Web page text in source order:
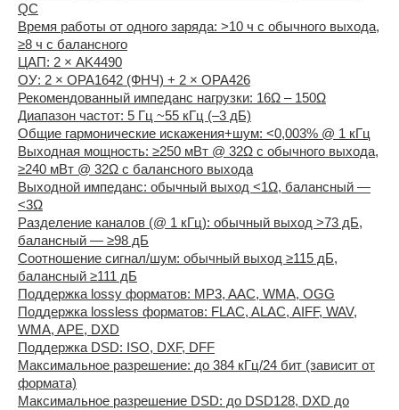
QC
Время работы от одного заряда: >10 ч с обычного выхода,
≥8 ч с балансного
ЦАП: 2 × AK4490
ОУ: 2 × OPA1642 (ФНЧ) + 2 × OPA426
Рекомендованный импеданс нагрузки: 16Ω – 150Ω
Диапазон частот: 5 Гц ~55 кГц (–3 дБ)
Общие гармонические искажения+шум: <0,003% @ 1 кГц
Выходная мощность: ≥250 мВт @ 32Ω с обычного выхода,
≥240 мВт @ 32Ω с балансного выхода
Выходной импеданс: обычный выход <1Ω, балансный —
<3Ω
Разделение каналов (@ 1 кГц): обычный выход >73 дБ,
балансный — ≥98 дБ
Соотношение сигнал/шум: обычный выход ≥115 дБ,
балансный ≥111 дБ
Поддержка lossy форматов: MP3, AAC, WMA, OGG
Поддержка lossless форматов: FLAC, ALAC, AIFF, WAV,
WMA, APE, DXD
Поддержка DSD: ISO, DXF, DFF
Максимальное разрешение: до 384 кГц/24 бит (зависит от
формата)
Максимальное разрешение DSD: до DSD128, DXD до